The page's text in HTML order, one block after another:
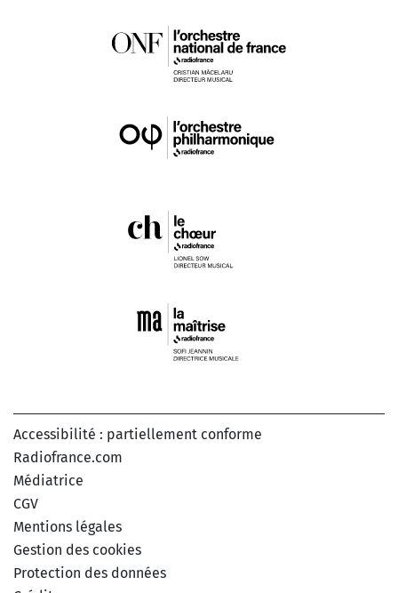
Accessibilité : partiellement conforme
Radiofrance.com
Médiatrice
CGV
Mentions légales
Gestion des cookies
Protection des données